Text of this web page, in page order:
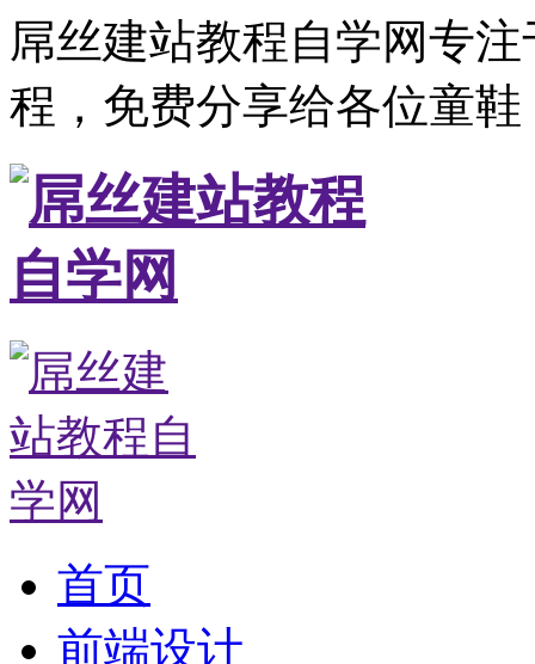
屌丝建站教程自学网专
程，免费分享给各位童
首页
前端设计